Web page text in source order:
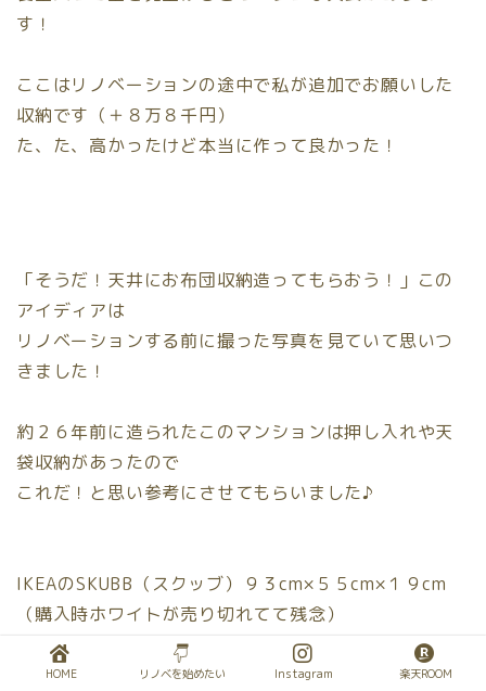
す！
ここはリノベーションの途中で私が追加でお願いした
収納です（＋８万８千円）
た、た、高かったけど本当に作って良かった！
「そうだ！天井にお布団収納造ってもらおう！」この
アイディアは
リノベーションする前に撮った写真を見ていて思いつ
きました！
約２６年前に造られたこのマンションは押し入れや天
袋収納があったので
これだ！と思い参考にさせてもらいました♪
IKEAのSKUBB（スクッブ）９３cm×５５cm×１９cm
（購入時ホワイトが売り切れてて残念）
に布団やクリスマスツリーを収納しています！
HOME リノベを始めたい Instagram 楽天ROOM